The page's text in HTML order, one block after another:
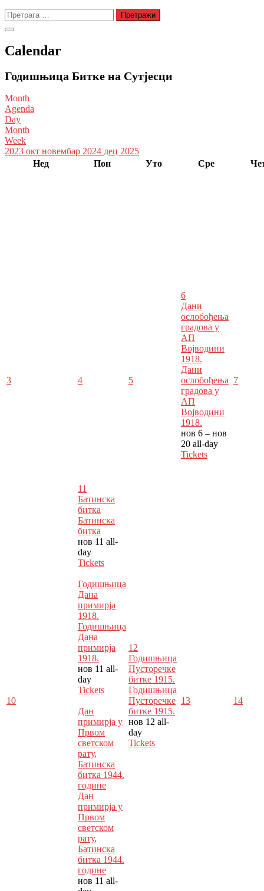
Претрага
за:
Calendar
Годишњица Битке на Сутјесци
Month
Agenda
Day
Month
Week
2023 окт новембар 2024 дец 2025
Нед
Пон Уто Сре
3 4 5
6
Дани
ослобођења
градова у
АП
Војводини
1918.
Дани
ослобођења
градова у
АП
Војводини
1918.
нов 6 – нов
20 all-day
Tickets
7
10
11
Батинска
битка
Батинска
битка
нов 11 all-
day
Tickets
Годишњица
Дана
примирја
1918.
Годишњица
Дана
примирја
1918.
нов 11 all-
day
Tickets
Дан
примирја у
Првом
светском
рату,
Батинска
битка 1944.
године
Дан
примирја у
Првом
светском
рату,
Батинска
битка 1944.
године
нов 11 all-
12
Годишњица
Пусторечке
битке 1915.
Годишњица
Пусторечке
битке 1915.
нов 12 all-
day
Tickets
13 14